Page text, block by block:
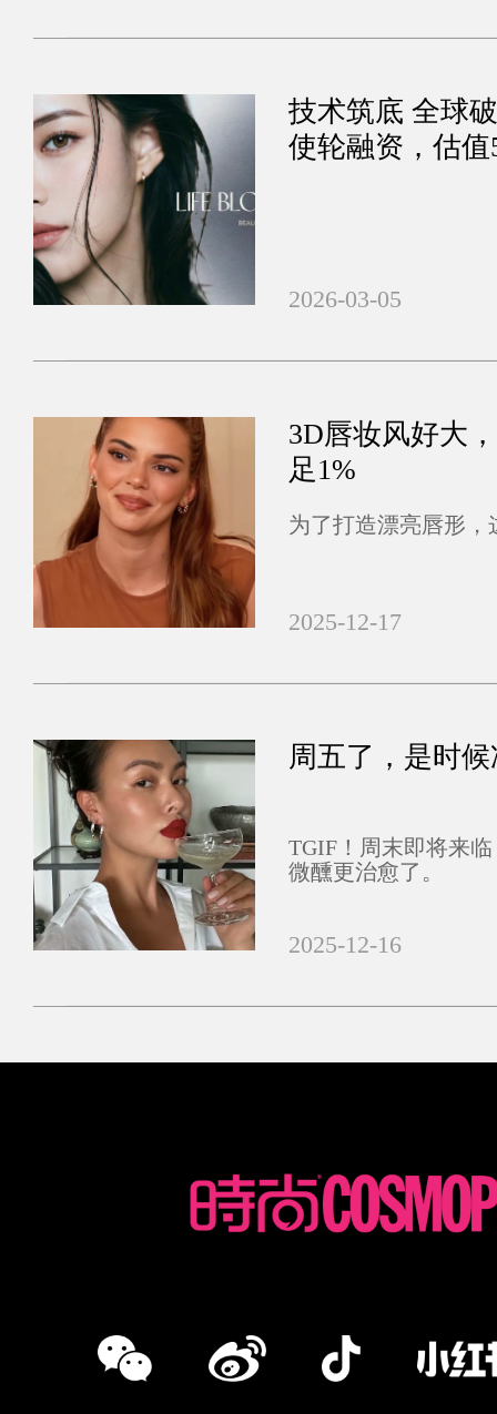
技术筑底 全球
使轮融资，估
2026-03-05
3D唇妆风好大
足1%
为了打造漂亮唇形
2025-12-17
周五了，是时
TGIF！周末即将来
微醺更治愈了。
2025-12-16